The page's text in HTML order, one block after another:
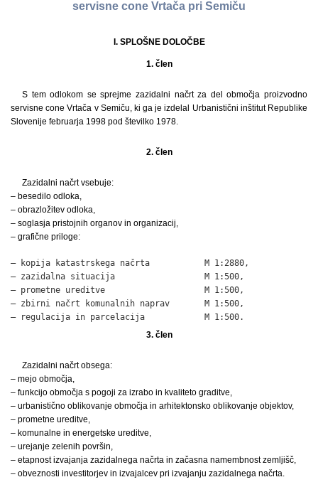
servisne cone Vrtača pri Semiču
I. SPLOŠNE DOLOČBE
1. člen
S tem odlokom se sprejme zazidalni načrt za del območja proizvodno
servisne cone Vrtača v Semiču, ki ga je izdelal Urbanistični inštitut Republike
Slovenije februarja 1998 pod številko 1978.
2. člen
Zazidalni načrt vsebuje:
– besedilo odloka,
– obrazložitev odloka,
– soglasja pristojnih organov in organizacij,
– grafične priloge:
– kopija katastrskega načrta           M 1:2880,
– zazidalna situacija                  M 1:500,
– prometne ureditve                    M 1:500,
– zbirni načrt komunalnih naprav       M 1:500,
– regulacija in parcelacija            M 1:500.
3. člen
Zazidalni načrt obsega:
– mejo območja,
– funkcijo območja s pogoji za izrabo in kvaliteto graditve,
– urbanistično oblikovanje območja in arhitektonsko oblikovanje objektov,
– prometne ureditve,
– komunalne in energetske ureditve,
– urejanje zelenih površin,
– etapnost izvajanja zazidalnega načrta in začasna namembnost zemljišč,
– obveznosti investitorjev in izvajalcev pri izvajanju zazidalnega načrta.